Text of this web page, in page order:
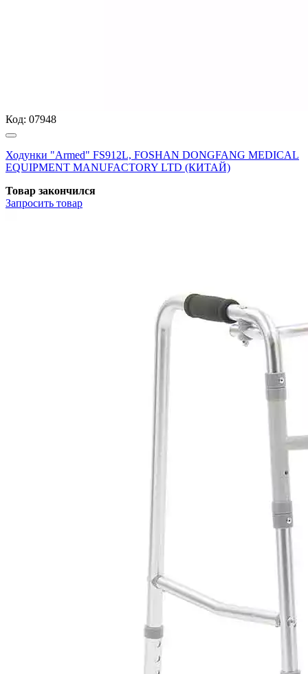
Код: 07948
Ходунки "Armed" FS912L, FOSHAN DONGFANG MEDICAL
EQUIPMENT MANUFACTORY LTD (КИТАЙ)
Товар закончился
Запросить товар